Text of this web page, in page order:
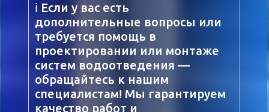
ℹ️ Если у вас есть
дополнительные вопросы или
требуется помощь в
проектировании или монтаже
систем водоотведения —
обращайтесь к нашим
специалистам! Мы гарантируем
качество работ и